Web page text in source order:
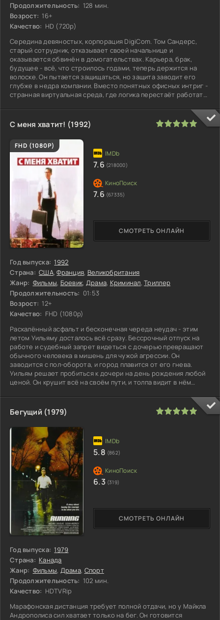
Продолжительность: 128 мин.
Возрост: 16+
Качество: HD (720p)
Середина девяностых, корпорация DigiCom. Том Сандерс,
старый сотрудник, отказывает своей начальнице и
оказывается обвинён в домогательствах. Карьера, брак,
будущее - всё, что строилось годами, теперь держится на
волоске. Он пытается защищаться, но защита заводит его
глубже в недра компании. Вместо понятных офисных интриг -
странная виртуальная среда, где логика перестаёт работать,
С меня хватит! (1992)
FHD (1080P)
Год выпуска: 1992
Страна: США,Франция, Великобритания
Жанр: Фильмы, Боевик, Драма, Криминал,Триллер
Продолжительность: 01:53
Возрост: 12+
Качество: FHD (1080p)
Раскалённый асфальт и бесконечная череда неудач - этим
летом Уильяму досталось всё сразу. Бессрочный отпуск на
работе и судебный запрет видеться с дочерью превращают
обычного человека в мишень для чужой агрессии. Он
заводится с пол-оборота, и город плавится от его гнева.
Уильям решает пробиться к дочери на день рождения любой
ценой. Он крушит всё на своём пути, и толпа видит в нём
СМОТРЕТЬ ОНЛАЙН
7.6 (218000)
7.6 (67335)
100
Бегущий (1979)
Год выпуска: 1979
Страна: Канада
Жанр: Фильмы, Драма, Спорт
Продолжительность: 102 мин.
Качество: HDTVRip
Марафонская дистанция требует полной отдачи, но у Майкла
Андрополиса сил хватает только на бег. Он готовится
СМОТРЕТЬ ОНЛАЙН
5.8 (862)
6.3 (319)
100